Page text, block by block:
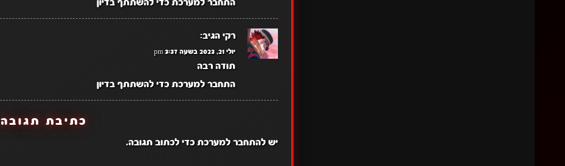
התחבר למערכת כדי להשתתף בדיון
רקי הגיב:
יולי 21, 2023 בשעה 3:37 pm
תודה רבה
התחבר למערכת כדי להשתתף בדיון
כתיבת תגובה
יש להתחבר למערכתכדי לכתוב תגובה.